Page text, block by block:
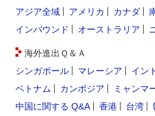
アジア全域
アメリカ カナダ
インバウンド
オーストラリア
海外進出Ｑ＆Ａ
シンガポール
マレーシア イン
ベトナム
カンボジア ミャンマ
中国に関する Q&A
香港 台湾